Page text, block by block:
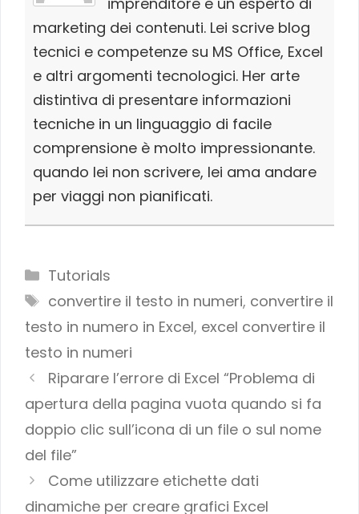
marketing dei contenuti. Lei scrive blog
tecnici e competenze su MS Office, Excel
e altri argomenti tecnologici. Her arte
distintiva di presentare informazioni
tecniche in un linguaggio di facile
comprensione è molto impressionante.
quando lei non scrivere, lei ama andare
per viaggi non pianificati.
Categories
Tutorials
Tags
convertire il testo in numeri, convertire il
testo in numero in Excel, excel convertire il
testo in numeri
Riparare l’errore di Excel “Problema di
apertura della pagina vuota quando si fa
doppio clic sull’icona di un file o sul nome
del file”
Come utilizzare etichette dati
dinamiche per creare grafici Excel